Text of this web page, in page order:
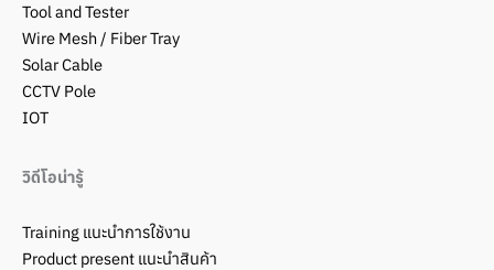
Tool and Tester
Wire Mesh / Fiber Tray
Solar Cable
CCTV Pole
IOT
วิดีโอน่ารู้
Training แนะนำการใช้งาน
Product present แนะนำสินค้า